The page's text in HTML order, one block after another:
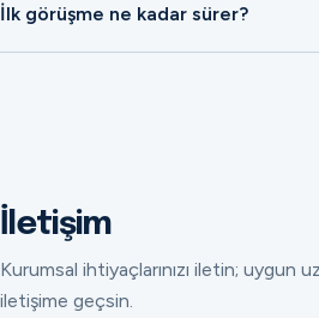
İlk görüşme ne kadar sürer?
İletişim
Kurumsal ihtiyaçlarınızı iletin; uygun
iletişime geçsin.